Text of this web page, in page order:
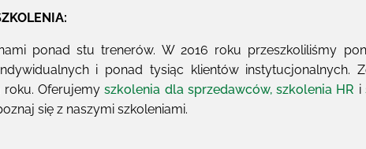
ponad stu trenerów. W 2016 roku przeszkoliliśmy
i ponad tysiąc klientów instytucjonalnych.
roku. Oferujemyszkolenia dla sprzedawców, szkolenia HR i
się z naszymi szkoleniami.